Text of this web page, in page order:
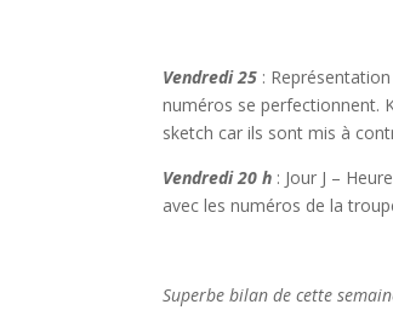
Vendredi 25 :
numéros se perfectionnent.
sketch car ils sont mis à
Vendredi 20 h : Jour J –
avec les numéros de la
Superbe bilan de cette